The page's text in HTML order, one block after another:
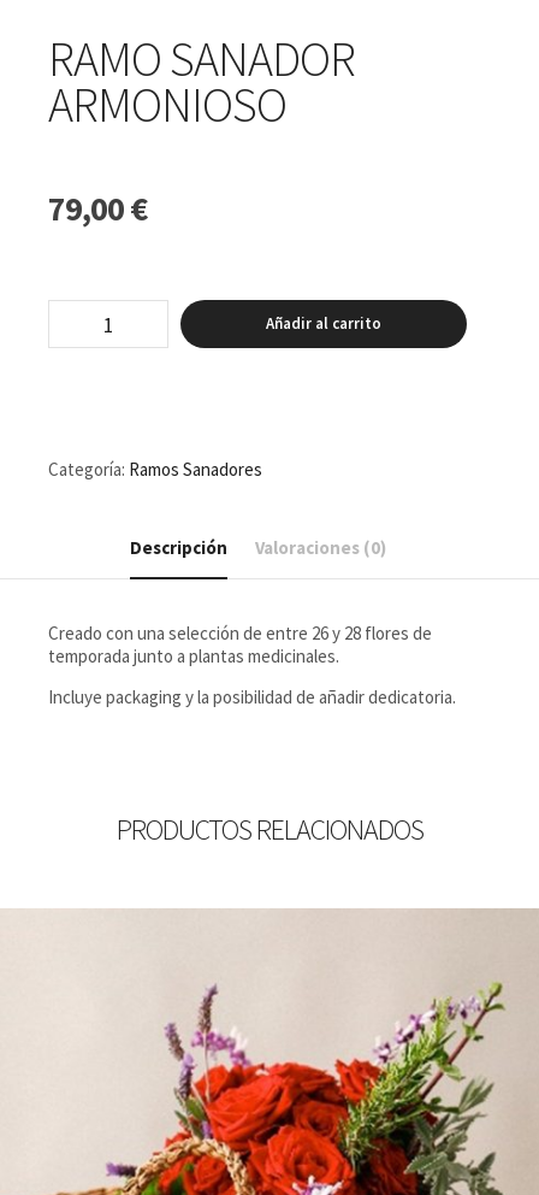
RAMO SANADOR
ARMONIOSO
79,00€
Sanador
Añadir al carrito
Categoría: Ramos Sanadores
Descripción Valoraciones (0)
Creado con una selección de entre 26 y 28 flores de
temporada junto a plantas medicinales.
Incluye packaging y la posibilidad de añadir dedicatoria.
PRODUCTOS RELACIONADOS